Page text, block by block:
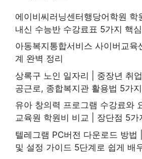
에이비씨러닝센터행당어학원 학
내신 수능반 수강료표 5가지 핵
아동복지통합서비스 사이버교육
계 완벽 정리
상록구 노인 일자리 | 중장년 취
공근로, 종합복지관 활용법 5가지
유아 창의력 프로그램 수강료와
교육원 학원비 비교 | 장단점 5가
텔레그램 PC버전 다운로드 방법
및 설정 가이드 5단계로 쉽게 배